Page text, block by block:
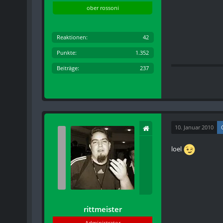
ober rossoni
Reaktionen 42
Punkte 1.352
Beiträge 237
rittmeister
10. Januar 2010
loel